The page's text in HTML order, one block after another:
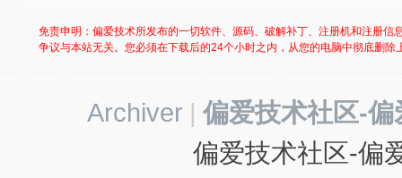
免责申明：偏爱技术所发布的一切软件、源码、破解补丁、注册机和注册
争议与本站无关。您必须在下载后的24个小时之内，从您的电脑中彻底删
Archiver | 偏爱技术社区-
偏爱技术社区-偏